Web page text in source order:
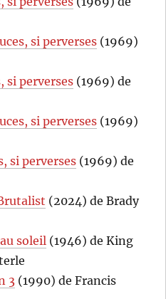
si perverses (1969)
si perverses (1969) de
si perverses (1969)
si perverses (1969) de
(2024) de Brady
soleil (1946) de King
3 (1990) de Francis